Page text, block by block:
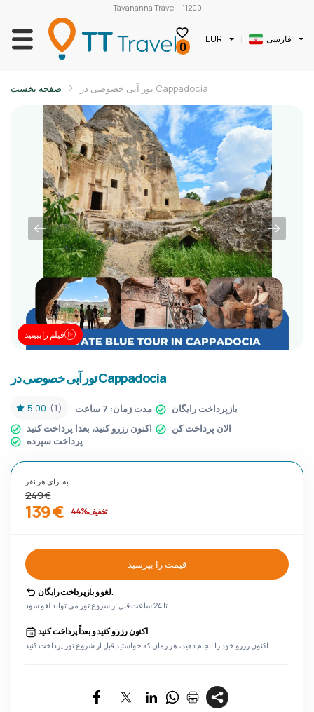
Tavananna Travel - 11200
0 EUR فارسی
صفحه نخست تور آبی خصوصی در Cappadocia
فیلم را ببینید
تور آبی خصوصی در Cappadocia
5.00 (1) مدت زمان:
بازپرداخت رایگان
اکنون رزرو کنید، بعدا پرداخت کنید
الان پرداخت کن
پرداخت سپرده
به ازای هر نفر
249 €
139 € تخفیف %44
قیمت را بپرسید
لغو و بازپرداخت رایگان.
تا 24 ساعت قبل از شروع تور می تواند لغو شود.
اکنون رزرو کنید و بعداً پرداخت کنید.
اکنون رزرو خود را انجام دهید، هر زمان که خواستید قبل از شروع تور پرداخت کنید.